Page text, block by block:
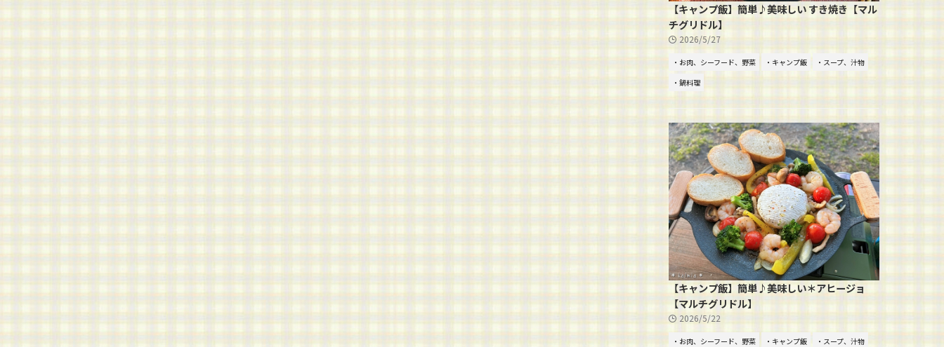
【キャンプ飯】簡単♪美味しい すき焼き【マル
チグリドル】
2026/5/27
・お肉、シーフード、野菜 ・キャンプ飯
・スープ、汁物
・鍋料理
【キャンプ飯】簡単♪美味しい＊アヒージョ
【マルチグリドル】
2026/5/22
・お肉、シーフード、野菜 ・キャンプ飯
・スープ、汁物